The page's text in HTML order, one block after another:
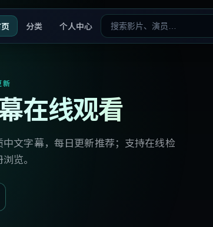
分类 个人中心
在线观看
文字幕，每日更新推荐；支持在线检
览。